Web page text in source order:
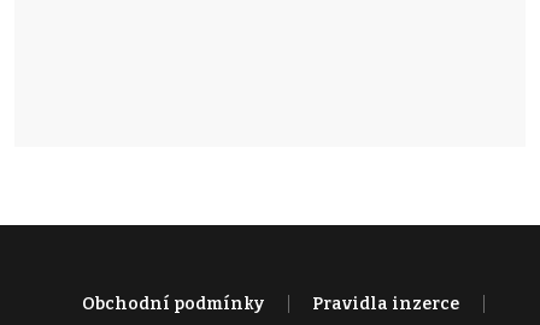
Obchodní podmínky Pravidla inzerce